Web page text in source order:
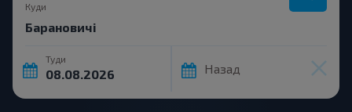
Куди
Туди
Назад